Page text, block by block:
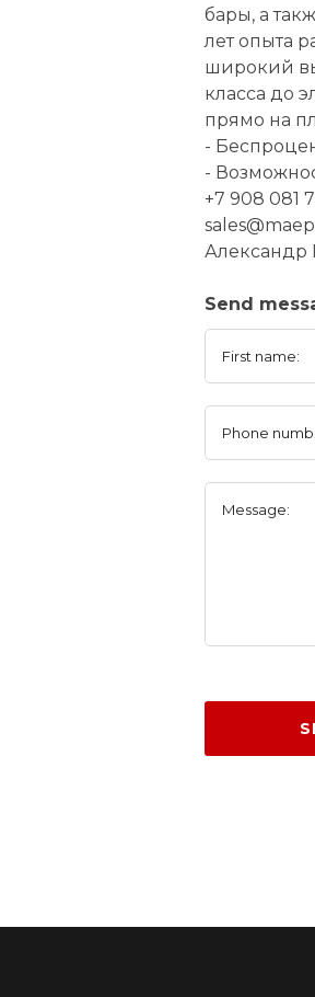
бары, а
лет опыта
широкий
класса до
прямо на
-
-
+7 908 081
Александр
Send
First name:
Phone
Message: